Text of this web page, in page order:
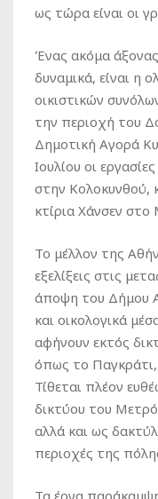
ως τώρα είναι οι
Ένας ακόμα
δυναμικά, είναι η
οικιστικών
την περιοχή του
Δημοτική Αγορά
Ιουλίου οι
στην Κολοκυνθού,
κτίρια Χάνσεν στο
Το μέλλον της
εξελίξεις στις
άποψη του Δήμου
και οικολογικά
αφήνουν εκτός
όπως το Παγκράτι,
Τίθεται πλέον
δικτύου του
αλλά και ως
περιοχές της
Τα έργα